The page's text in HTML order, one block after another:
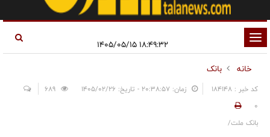
تغییر
وضعیت
ناوبری
۱۸:۴۹:۳۲ ۱۴۰۵/۰۵/۱۵
خانه
بانک
کد خبر : 184148 زمان: ۲۰:۳۸:۵۷ - تاریخ: ۱۴۰۵/۰۲/۲۶
0
بانک ملت/